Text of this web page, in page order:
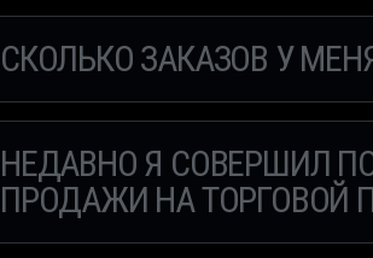
СКОЛЬКО ЗАКАЗОВ У
НЕДАВНО Я СОВЕРШИЛ
ПРОДАЖИ НА ТОРГОВОЙ